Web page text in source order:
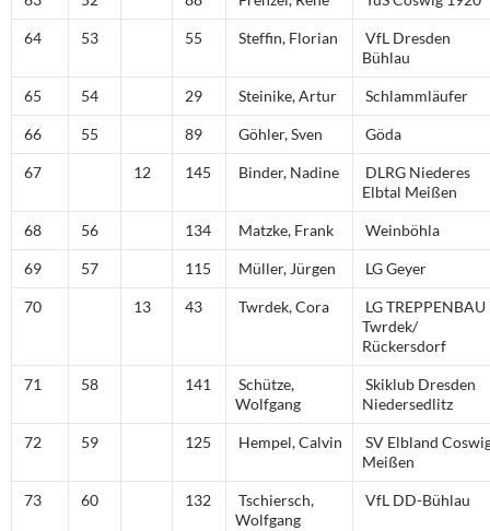
64 53 55 Steffin, Florian
VfL Dresden
Bühlau
65 54 29 Steinike, Artur Schlammläufer
66 55 89 Göhler, Sven Göda
67 12 145 Binder, Nadine
DLRG Niederes
Elbtal Meißen
68 56 134 Matzke, Frank Weinböhla
69 57 115 Müller, Jürgen LG Geyer
70 13 43 Twrdek, Cora
LG TREPPENBAU
Twrdek/
Rückersdorf
71 58 141
Schütze,
Wolfgang
Skiklub Dresden
Niedersedlitz
72 59 125 Hempel, Calvin
SV Elbland
Meißen
73 60 132
Tschiersch,
Wolfgang
VfL DD-Bühlau